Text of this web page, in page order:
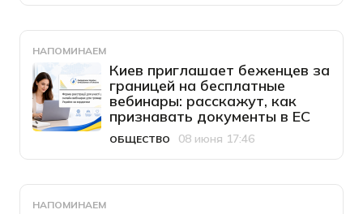
НАПОМИНАЕМ
Киев приглашает беженцев за
границей на бесплатные
вебинары: расскажут, как
признавать документы в ЕС
Категория
ОБЩЕСТВО
Дата публикации
08 июня 17:46
НАПОМИНАЕМ